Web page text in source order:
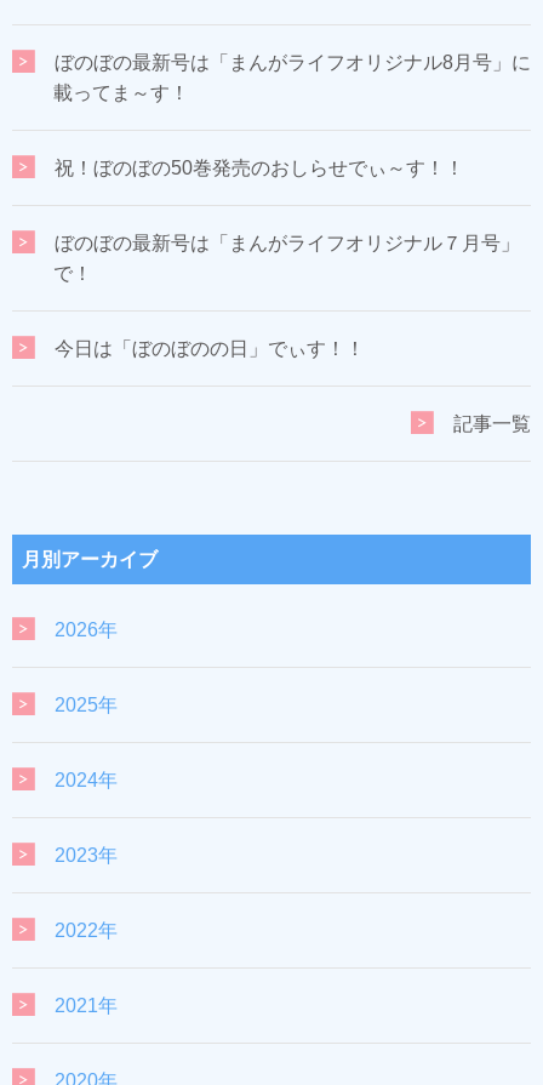
ぼのぼの最新号は「まんがライフオリジナル8月号」に
載ってま～す！
祝！ぼのぼの50巻発売のおしらせでぃ～す！！
ぼのぼの最新号は「まんがライフオリジナル７月号」
で！
今日は「ぼのぼのの日」でぃす！！
記事一覧
月別アーカイブ
2026年
2025年
2024年
2023年
2022年
2021年
2020年